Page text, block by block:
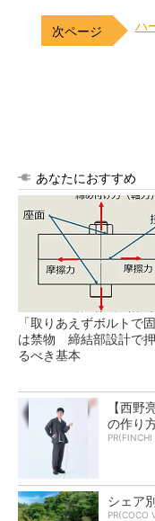
ハ
あなたにおすすめ
「取りあえずボルトで固
は禁物 締結部設計で押
るべき基本
【西野
の作り
PR(FINCHI
シェア
PR(COCO